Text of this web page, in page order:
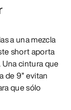
a una mezcla
short aporta
cintura que
de 9” evitan
que sólo